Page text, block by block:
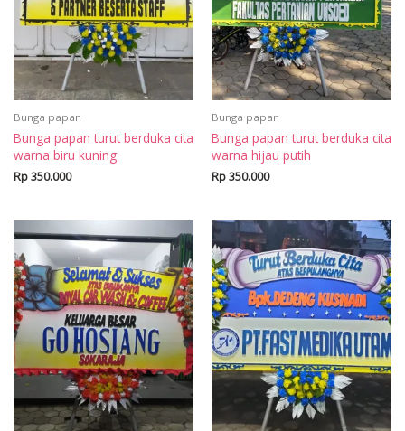
Bunga papan
Bunga papan turut berduka cita
warna biru kuning
Rp350.000
Bunga papan
Bunga papan turut berduka cita
warna hijau putih
Rp350.000